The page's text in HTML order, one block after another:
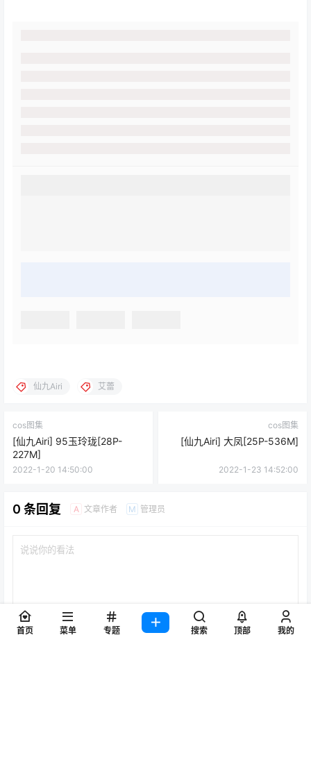
仙九Airi 艾蕾
cos图集
[仙九Airi] 95玉玲珑[28P-
227M]
2022-1-20 14:50:00
cos图集
[仙九Airi] 大凤[25P-536M]
2022-1-23 14:52:00
0 条回复 A 文章作者 M 管理员
首页 菜单 专题 搜索 顶部 我的